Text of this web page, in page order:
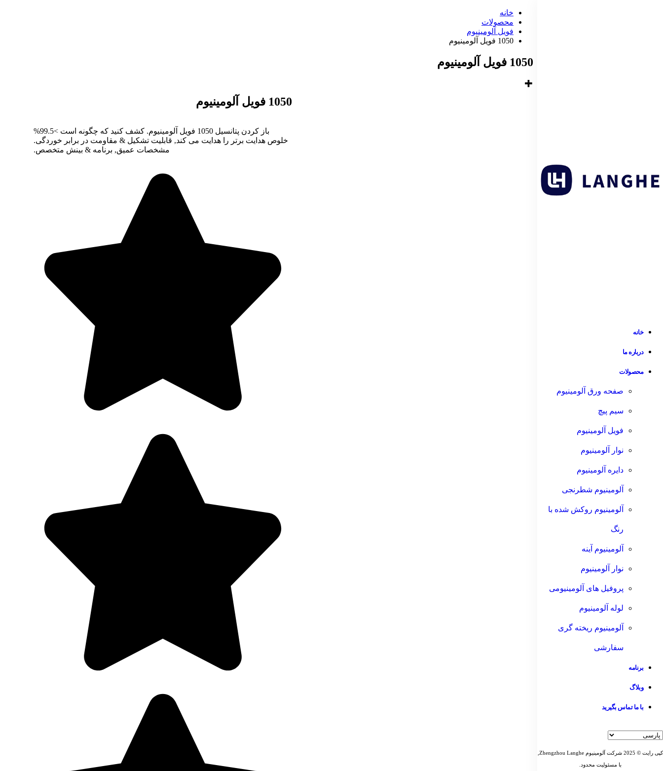
خانه
درباره ما
محصولات
صفحه ورق آلومینیوم
سیم پیچ
فویل آلومینیوم
نوار آلومینیوم
دایره آلومینیوم
آلومینیوم شطرنجی
آلومینیوم روکش شده با
رنگ
آلومینیوم آینه
نوار آلومینیوم
پروفیل های آلومینیومی
لوله آلومینیوم
آلومینیوم ریخته گری
سفارشی
برنامه
وبلاگ
با ما تماس بگیرید
با مسئولیت محدود.
خانه
محصولات
فویل آلومینیوم
1050 فویل آلومینیوم
1050 فویل آلومینیوم
1050 فویل آلومینیوم
باز کردن پتانسیل 1050 فویل آلومینیوم. کشف کنید که چگونه است >99.5%
خلوص هدایت برتر را هدایت می کند, قابلیت تشکیل & مقاومت در برابر خوردگی.
مشخصات عمیق, برنامه & بینش متخصص.